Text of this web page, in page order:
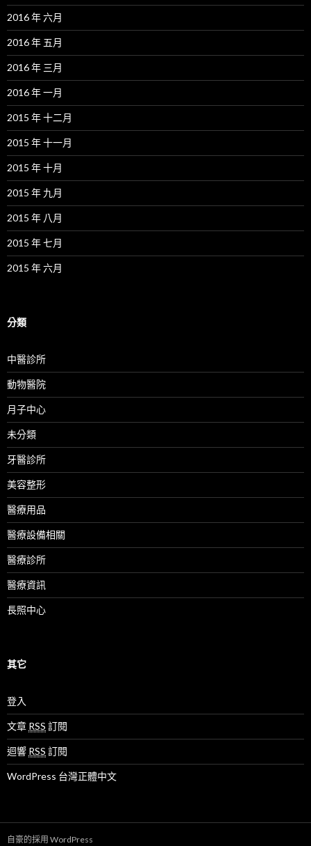
2016 年 六月
2016 年 五月
2016 年 三月
2016 年 一月
2015 年 十二月
2015 年 十一月
2015 年 十月
2015 年 九月
2015 年 八月
2015 年 七月
2015 年 六月
分類
中醫診所
動物醫院
月子中心
未分類
牙醫診所
美容整形
醫療用品
醫療設備相關
醫療診所
醫療資訊
長照中心
其它
登入
文章 RSS 訂閱
迴響 RSS 訂閱
WordPress 台灣正體中文
自豪的採用 WordPress